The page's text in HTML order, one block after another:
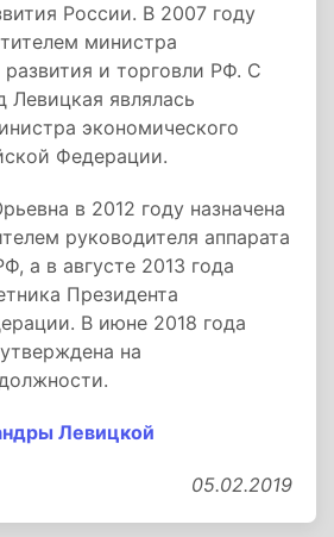
России. В 2007 году
министра
и торговли РФ. С
Левицкая являлась
экономического
Федерации.
в 2012 году назначена
руководителя аппарата
а в августе 2013 года
Президента
В июне 2018 года
на
Левицкой
05.02.2019